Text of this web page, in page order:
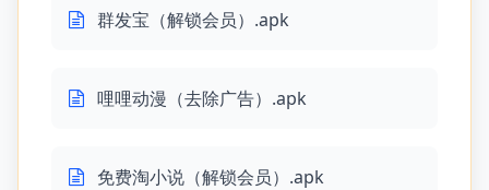
群发宝（解锁会员）.apk
哩哩动漫（去除广告）.apk
免费淘小说（解锁会员）.apk